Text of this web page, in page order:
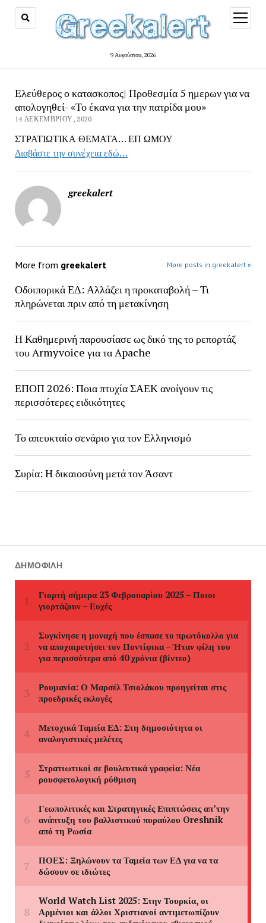
9 Αυγούστου, 2026
open
menu
Ελεύθερος ο κατασκοπος| Προθεσμία 5 ημερων για να
απολογηθεί- «Το έκανα για την πατρίδα μου»
14 ΔΕΚΕΜΒΡΊΟΥ, 2020
ΣΤΡΑΤΙΩΤΙΚΑ ΘΕΜΑΤΑ… ΕΠ ΩΜΟΥ
Διαβάστε την συνέχεια εδώ…
greekalert
More from greekalert More posts in greekalert »
Οδοιπορικά ΕΔ: Αλλάζει η προκαταβολή – Τι
πληρώνεται πριν από τη μετακίνηση
Η Καθημερινή παρουσίασε ως δικό της το ρεπορτάζ
του Armyvoice για τα Apache
ΕΠΟΠ 2026: Ποια πτυχία ΣΑΕΚ ανοίγουν τις
περισσότερες ειδικότητες
Το απευκταίο σενάριο για τον Ελληνισμό
Συρία: Η δικαιοσύνη μετά τον Άσαντ
ΔΗΜΟΦΙΛΉ